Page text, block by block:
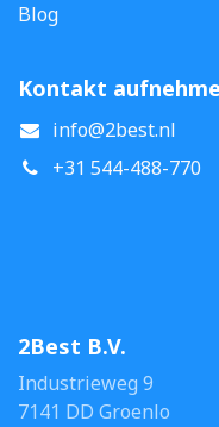
Blog
Kontakt
info@2best.nl
+31 544-488-770
2Best B.V.
Industrieweg 9
7141 DD Groenlo